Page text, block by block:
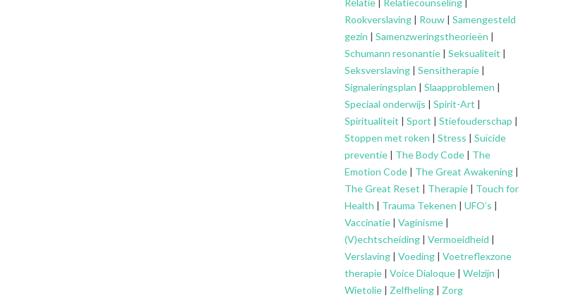
Rookverslaving | Rouw | Samengesteld
gezin | Samenzweringstheorieën |
Schumann resonantie | Seksualiteit |
Seksverslaving | Sensitherapie |
Signaleringsplan | Slaapproblemen |
Speciaal onderwijs | Spirit-Art |
Spiritualiteit | Sport | Stiefouderschap |
Stoppen met roken | Stress | Suïcide
preventie | The Body Code | The
Emotion Code | The Great Awakening |
The Great Reset | Therapie | Touch for
Health | Trauma Tekenen | UFO’s |
Vaccinatie | Vaginisme |
(V)echtscheiding | Vermoeidheid |
Verslaving | Voeding | Voetreflexzone
therapie | Voice Dialoque | Welzijn |
Wietolie | Zelfheling | Zorg